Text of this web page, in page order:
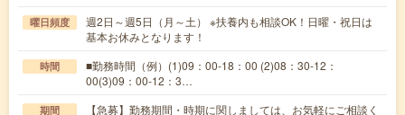
曜日頻度
週2日～週5日（月～土） ※扶養内も相談OK！日曜・祝日は
基本お休みとなります！
時間
■勤務時間（例）(1)09：00-18：00 (2)08：30-12：
00(3)09：00-12：3…
期間 【急募】勤務期間・時期に関しましては、お気軽にご相談く